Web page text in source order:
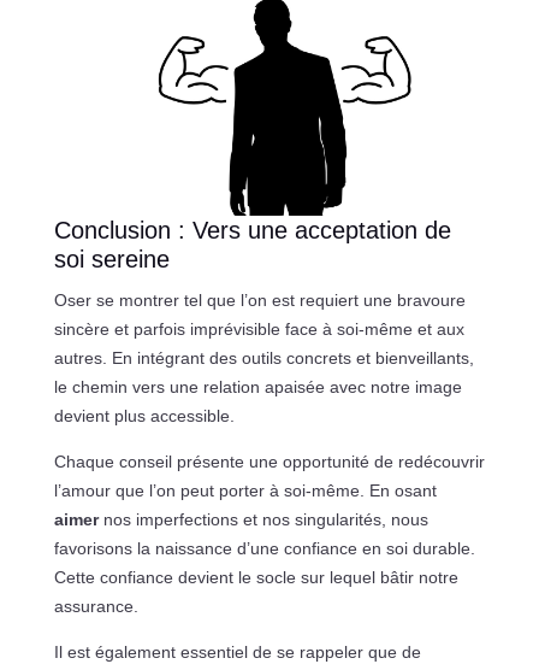
Conclusion : Vers une acceptation de
soi sereine
Oser se montrer tel que l’on est requiert une bravoure
sincère et parfois imprévisible face à soi-même et aux
autres. En intégrant des outils concrets et bienveillants,
le chemin vers une relation apaisée avec notre image
devient plus accessible.
Chaque conseil présente une opportunité de redécouvrir
l’amour que l’on peut porter à soi-même. En osant
aimernos imperfections et nos singularités, nous
favorisons la naissance d’une confiance en soi durable.
Cette confiance devient le socle sur lequel bâtir notre
assurance.
Il est également essentiel de se rappeler que de